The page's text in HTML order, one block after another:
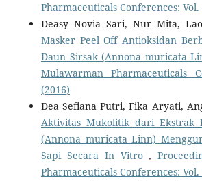
Pharmaceuticals Conferences: Vol.
Deasy Novia Sari, Nur Mita,
Masker Peel Off Antioksidan
Daun Sirsak (Annona muricata
Mulawarman Pharmaceuticals
(2016)
Dea Sefiana Putri, Fika Aryati,
Aktivitas Mukolitik dari Ekstrak
(Annona muricata Linn)
Sapi Secara In Vitro,
Pharmaceuticals Conferences: Vol.